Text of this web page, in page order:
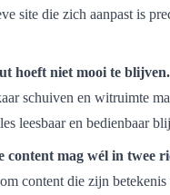
site die zich aanpast is
hoeft niet mooi te blijven.
schuiven en witruimte
leesbaar en bedienbaar
content mag wél in twee
content die zijn